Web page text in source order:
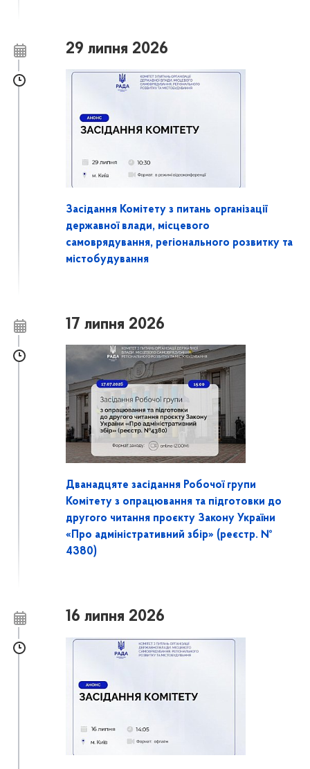
29 липня 2026
Засідання Комітету з питань організації
державної влади, місцевого
самоврядування, регіонального розвитку та
містобудування
17 липня 2026
Дванадцяте засідання Робочої групи
Комітету з опрацювання та підготовки до
другого читання проєкту Закону України
«Про адміністративний збір» (реєстр. №
4380)
16 липня 2026